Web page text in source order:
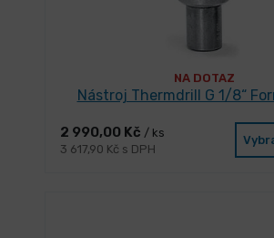
NA DOTAZ
Nástroj Thermdrill G 1/8“
2 990,00 Kč / ks
3 617,90 Kč s DPH